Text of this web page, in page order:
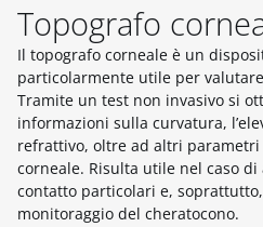
Topografo
Il topografo corneale è un
particolarmente utile per
Tramite un test non invasivo si
informazioni sulla curvatura,
refrattivo, oltre ad altri
corneale. Risulta utile nel caso
contatto particolari e,
monitoraggio del cheratocono.